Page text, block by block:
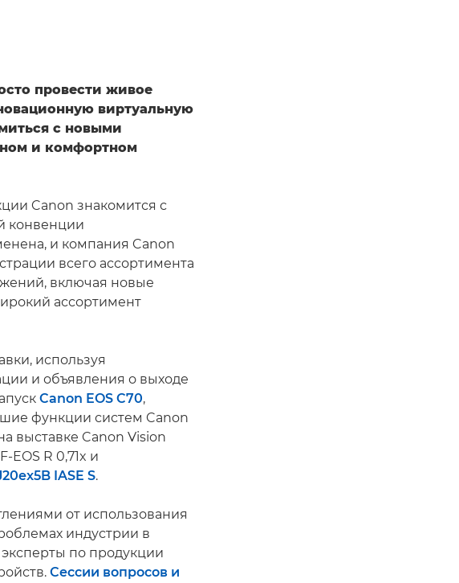
провести живое
виртуальную
с новыми
и комфортном
Canon знакомится с
конвенции
и компания Canon
всего ассортимента
включая новые
ассортимент
используя
и объявления о выходе
Canon EOS C70,
функции систем Canon
выставке Canon Vision
R 0,71x и
IASE S.
от использования
индустрии в
по продукции
Сессии вопросов и